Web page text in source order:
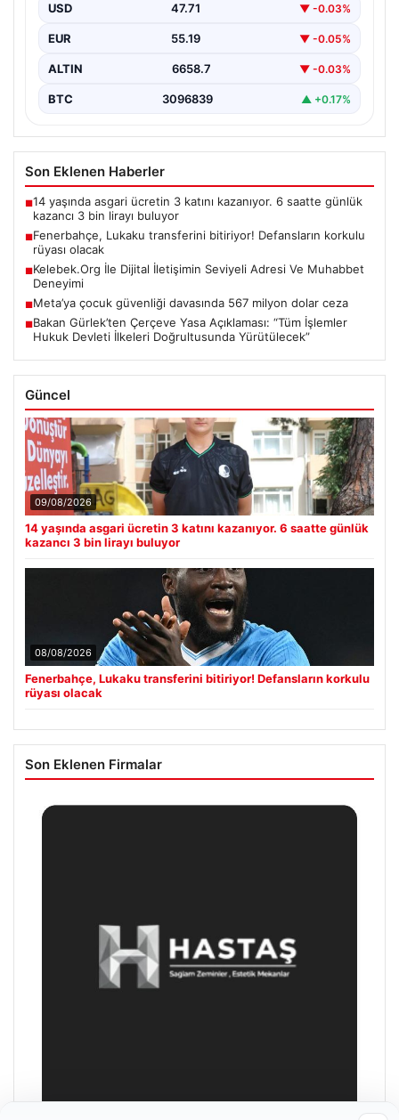
USD 47.71 ▼ -0.03%
EUR 55.19 ▼ -0.05%
ALTIN 6658.7 ▼ -0.03%
BTC 3096839 ▲ +0.17%
Son Eklenen Haberler
■14 yaşında asgari ücretin 3 katını kazanıyor. 6 saatte günlük
kazancı 3 bin lirayı buluyor
■Fenerbahçe, Lukaku transferini bitiriyor! Defansların korkulu
rüyası olacak
■Kelebek.Org İle Dijital İletişimin Seviyeli Adresi Ve Muhabbet
Deneyimi
■Meta’ya çocuk güvenliği davasında 567 milyon dolar ceza
■Bakan Gürlek’ten Çerçeve Yasa Açıklaması: “Tüm İşlemler
Hukuk Devleti İlkeleri Doğrultusunda Yürütülecek”
Güncel
09/08/2026
14 yaşında asgari ücretin 3 katını kazanıyor. 6 saatte günlük
kazancı 3 bin lirayı buluyor
08/08/2026
Fenerbahçe, Lukaku transferini bitiriyor! Defansların korkulu
rüyası olacak
Son Eklenen Firmalar